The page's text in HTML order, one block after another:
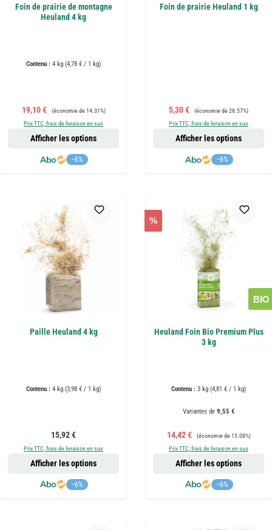
Foin de prairie de montagne
Heuland 4 kg
Contenu : 4 kg (4,78 € / 1 kg)
Prix de vente :
19,10 € Prix régulier :
(économie de 14.31%)
Prix TTC, frais de livraison en sus
−6%
Afficher les options
Foin de prairie Heuland 1 kg
Prix de vente :
5,30 € Prix régulier :
(économie de 28.57%)
Prix TTC, frais de livraison en sus
−6%
Afficher les options
Paille Heuland 4 kg
Contenu : 4 kg (3,98 € / 1 kg)
Prix régulier :
15,92 €
Prix TTC, frais de livraison en sus
−6%
Afficher les options
%
BIO
Heuland Foin Bio Premium Plus
3 kg
Contenu : 3 kg (4,81 € / 1 kg)
Variantes de9,55 €
Prix de vente :
14,42 € Prix régulier :
(économie de 15.08%)
Prix TTC, frais de livraison en sus
−6%
Afficher les options